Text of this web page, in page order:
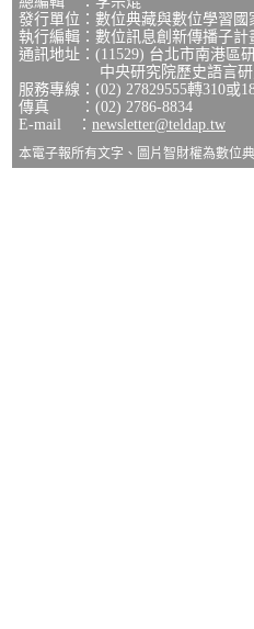
發行單位：數位典藏與數位學習
執行編輯：數位訊息創新傳播子計
通訊地址：(11529) 台北市南港區
中央研究院歷史語言研究
服務專線：(02) 27829555轉310或
傳真 ：(02) 2786-8834
E-mail ： newsletter@teldap.tw
本電子報所有文字、圖片智財權為數位